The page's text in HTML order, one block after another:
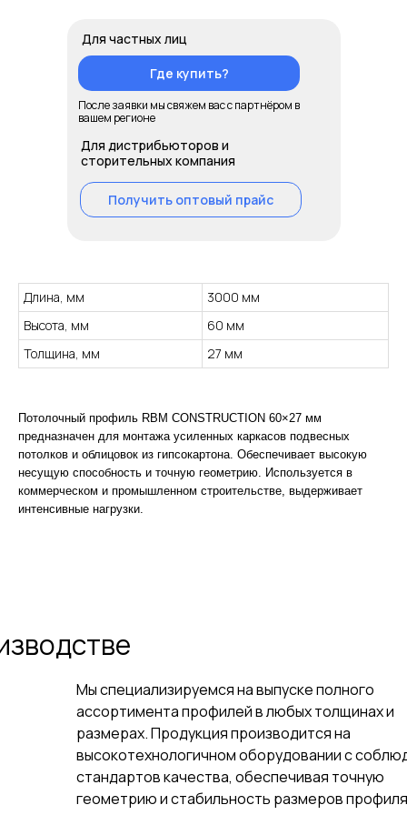
Где купить?
Получить оптовый прайс
Для частных лиц
Для дистрибьюторов и
сторительных компания
После заявки мы свяжем вас с партнёром в
вашем регионе
Длина, мм
3000 мм
Высота, мм
60 мм
Толщина, мм
27 мм
Потолочный профиль RBM CONSTRUCTION 60×27 мм
предназначен для монтажа усиленных каркасов подвесных
потолков и облицовок из гипсокартона. Обеспечивает высокую
несущую способность и точную геометрию. Используется в
коммерческом и промышленном строительстве, выдерживает
интенсивные нагрузки.
Мы специализируемся на выпуске полного
ассортимента профилей в любых толщинах и
размерах. Продукция производится на
высокотехнологичном оборудовании с
стандартов качества, обеспечивая точную
геометрию и стабильность размеров